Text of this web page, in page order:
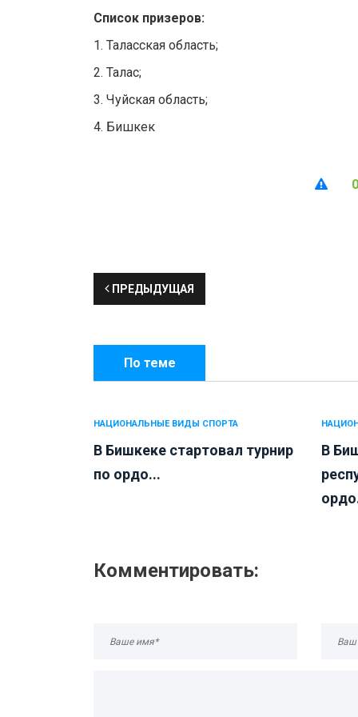
Список призеров:
1. Таласская область;
2. Талас;
3. Чуйская область;
4. Бишкек
0
ПРЕДЫДУЩАЯ
По теме
НАЦИОНАЛЬНЫЕ ВИДЫ СПОРТА
В Бишкеке стартовал турнир
по ордо...
В
Комментировать: